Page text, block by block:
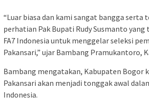
“Luar biasa dan kami sangat bangga serta
perhatian Pak Bupati Rudy Susmanto
FA7 Indonesia untuk menggelar seleksi
Pakansari,” ujar Bambang Pramukantoro,
Bambang mengatakan, Kabupaten Bogor
Pakansari akan menjadi tonggak awal
Indonesia.